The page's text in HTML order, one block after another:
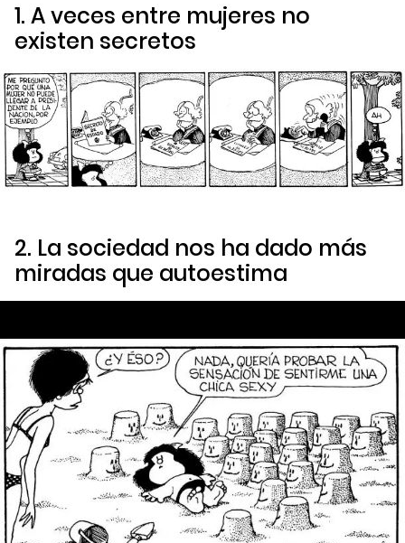
1. A veces entre mujeres no
existen secretos
2. La sociedad nos ha dado más
miradas que autoestima